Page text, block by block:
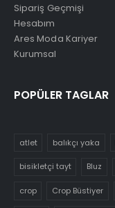
Sipariş Geçmişi
Hesabım
Ares Moda Kariyer
Kurumsal
POPÜLER TAGLAR
atlet balıkçı yaka
bisikletçi tayt Bluz
crop Crop Büstiyer